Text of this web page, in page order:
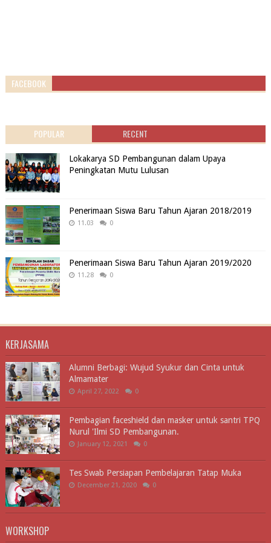
FACEBOOK
POPULAR RECENT
Lokakarya SD Pembangunan dalam Upaya
Peningkatan Mutu Lulusan
Penerimaan Siswa Baru Tahun Ajaran 2018/2019
11.03 0
Penerimaan Siswa Baru Tahun Ajaran 2019/2020
11.28 0
KERJASAMA
Alumni Berbagi: Wujud Syukur dan Cinta untuk
Almamater
April 27, 2022 0
Pembagian faceshield dan masker untuk santri TPQ
Nurul 'Ilmi SD Pembangunan.
January 12, 2021 0
Tes Swab Persiapan Pembelajaran Tatap Muka
December 21, 2020 0
WORKSHOP